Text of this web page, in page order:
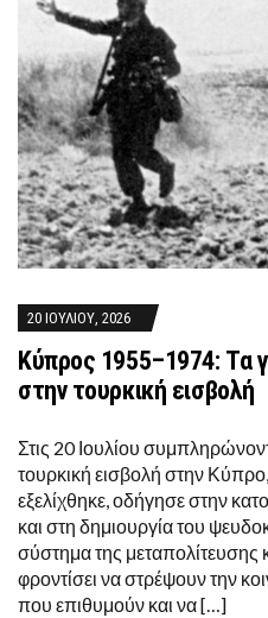
20 ΙΟΥΛΊΟΥ, 2026
Κύπρος 1955–1974: Τα
στην τουρκική εισβολή
Στις 20 Ιουλίου
τουρκική εισβολή στην
εξελίχθηκε, οδήγησε στην
και στη δημιουργία του
σύστημα της
φροντίσει να στρέψουν την
που επιθυμούν και να […]